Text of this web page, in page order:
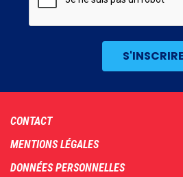
Footer
menu
CONTACT
MENTIONS LÉGALES
DONNÉES PERSONNELLES